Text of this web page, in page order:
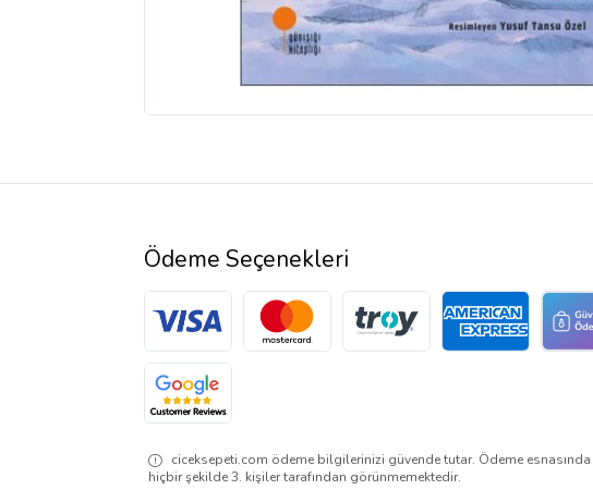
Ödeme Seçenekleri
ciceksepeti.com ödeme bilgilerinizi güvende tutar. Ödeme
hiçbir şekilde 3. kişiler tarafından görünmemektedir.